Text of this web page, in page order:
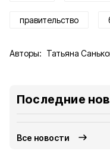
правительство
Авторы: Татьяна
Последние
Все новости